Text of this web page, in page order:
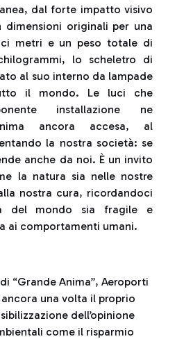
dal forte impatto visivo
dimensioni originali per una
metri e un peso totale di
lo scheletro di
al suo interno da lampade
il mondo. Le luci che
installazione ne
ancora accesa, al
la nostra società: se
anche da noi. È un invito
la natura sia nelle nostre
nostra cura, ricordandoci
del mondo sia fragile e
ai comportamenti umani.
“Grande Anima”, Aeroporti
una volta il proprio
dell’opinione
come il risparmio